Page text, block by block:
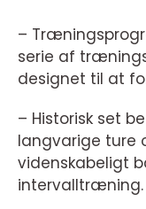
–
serie af
designet til at
– Historisk set
langvarige ture
videnskabeligt
intervalltræning.